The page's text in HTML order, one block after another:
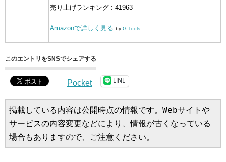
売り上げランキング : 41963
Amazonで詳しく見る by G-Tools
このエントリをSNSでシェアする
Pocket LINE
掲載している内容は公開時点の情報です。Webサイトや
サービスの内容変更などにより、情報が古くなっている
場合もありますので、ご注意ください。